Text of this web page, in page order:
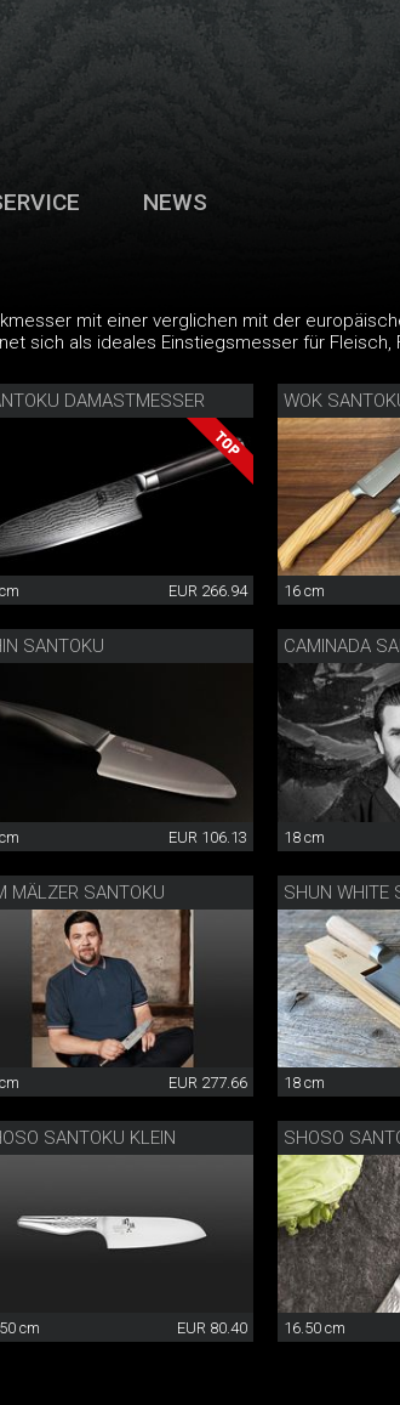
NEWS
mit einer verglichen mit der
sich als ideales Einstiegsmesser für Fleisch,
DAMASTMESSER
EUR 266.94
WOK
16 cm
SANTOKU
EUR 106.13
CAMINADA
18 cm
MÄLZER SANTOKU
EUR 277.66
SHUN WHITE
18 cm
SANTOKU KLEIN
cm EUR 80.40
SHOSO
16.50 cm